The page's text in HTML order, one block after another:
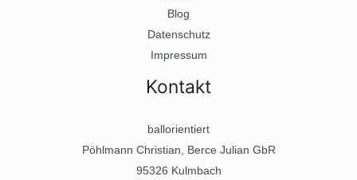
Blog
Datenschutz
Impressum
Kontakt
ballorientiert
Pöhlmann Christian, Berce Julian GbR
95326 Kulmbach